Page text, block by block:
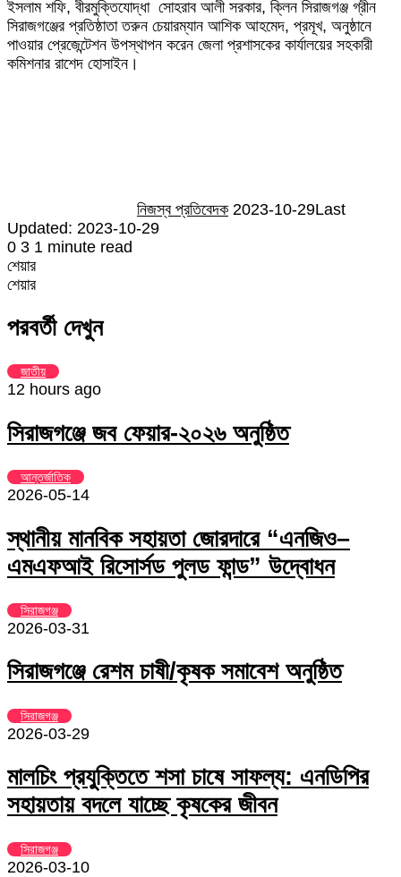
ইসলাম শফি, বীরমুক্তিযোদ্ধা সোহরাব আলী সরকার, ক্লিন সিরাজগঞ্জ গ্রীন
সিরাজগঞ্জের প্রতিষ্ঠাতা তরুন চেয়ারম্যান আশিক আহমেদ, প্রমূখ, অনুষ্ঠানে
পাওয়ার প্রেজেন্টেশন উপস্থাপন করেন জেলা প্রশাসকের কার্যালয়ের সহকারী
কমিশনার রাশেদ হোসাইন।
নিজস্ব প্রতিবেদক 2023-10-29Last
Updated: 2023-10-29
0 3 1 minute read
শেয়ার
Facebook
Twitter
LinkedIn
Skype
Messenger
Messenger
WhatsApp
Telegram
Share
Email
প্রিন্ট
শেয়ার
via
Email
পরবর্তী দেখুন
জাতীয়
12 hours ago
সিরাজগঞ্জে জব ফেয়ার-২০২৬ অনুষ্ঠিত
আন্তর্জাতিক
2026-05-14
স্থানীয় মানবিক সহায়তা জোরদারে “এনজিও–
এমএফআই রিসোর্সড পুলড ফান্ড” উদ্বোধন
সিরাজগঞ্জ
2026-03-31
সিরাজগঞ্জে রেশম চাষী/কৃষক সমাবেশ অনুষ্ঠিত
সিরাজগঞ্জ
2026-03-29
মালচিং প্রযুক্তিতে শসা চাষে সাফল্য: এনডিপির
সহায়তায় বদলে যাচ্ছে কৃষকের জীবন
সিরাজগঞ্জ
2026-03-10